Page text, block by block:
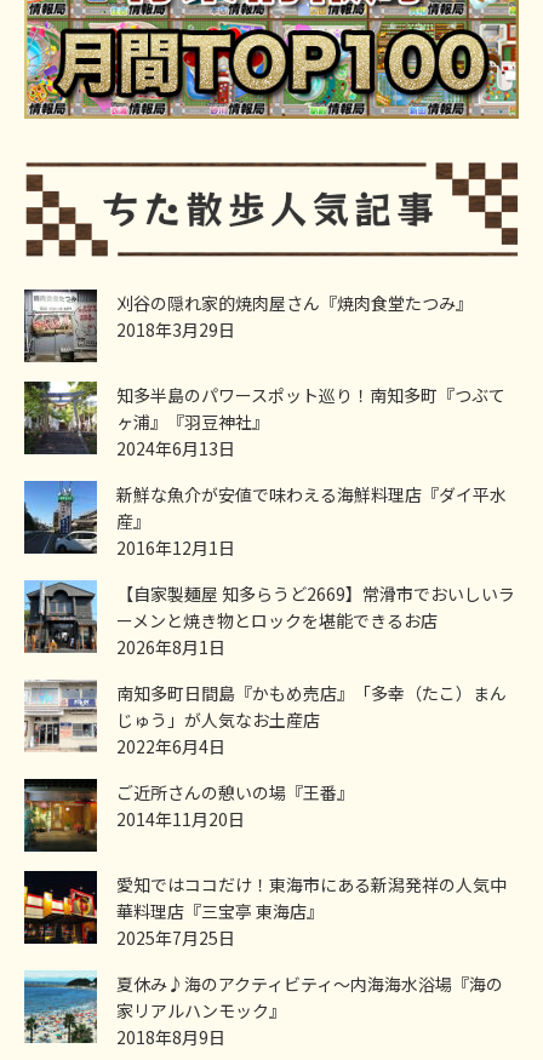
刈谷の隠れ家的焼肉屋さん『焼肉食堂たつみ』
2018年3月29日
知多半島のパワースポット巡り！南知多町『つぶて
ヶ浦』『羽豆神社』
2024年6月13日
新鮮な魚介が安値で味わえる海鮮料理店『ダイ平水
産』
2016年12月1日
【自家製麺屋 知多らうど2669】常滑市でおいしいラ
ーメンと焼き物とロックを堪能できるお店
2026年8月1日
南知多町日間島『かもめ売店』「多幸（たこ）まん
じゅう」が人気なお土産店
2022年6月4日
ご近所さんの憩いの場『王番』
2014年11月20日
愛知ではココだけ！東海市にある新潟発祥の人気中
華料理店『三宝亭 東海店』
2025年7月25日
夏休み♪海のアクティビティ～内海海水浴場『海の
家リアルハンモック』
2018年8月9日